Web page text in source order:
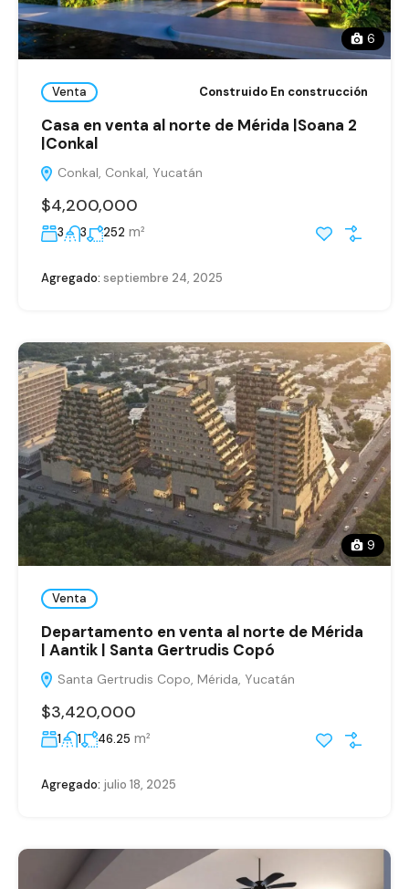
6
Venta Construido En construcción
Casa en venta al norte de Mérida |Soana 2
|Conkal
Conkal, Conkal, Yucatán
$4,200,000
3 3 252 m²
Agregado: septiembre 24, 2025
9
Venta
Departamento en venta al norte de Mérida
| Aantik | Santa Gertrudis Copó
Santa Gertrudis Copo, Mérida, Yucatán
$3,420,000
1 1 46.25 m²
Agregado: julio 18, 2025